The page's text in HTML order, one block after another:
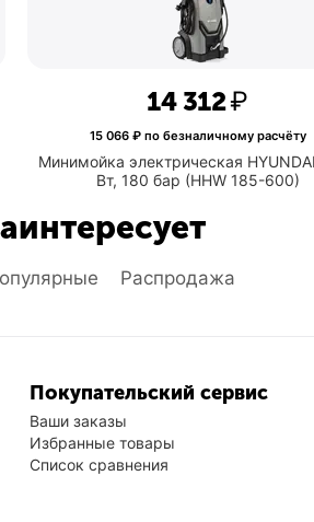
Минимойка электрическая
Вт, 180 бар (HHW 185-600)
14 312₽
15 066₽ по безналичному расчёту
Распродажа
Покупательский сервис
Ваши заказы
Избранные товары
Список сравнения